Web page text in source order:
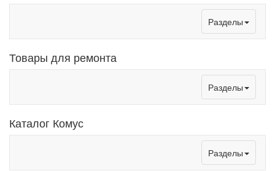
Toggle
navigation
Разделы
Товары для ремонта
Toggle
navigation
Разделы
Каталог Комус
Toggle
navigation
Разделы